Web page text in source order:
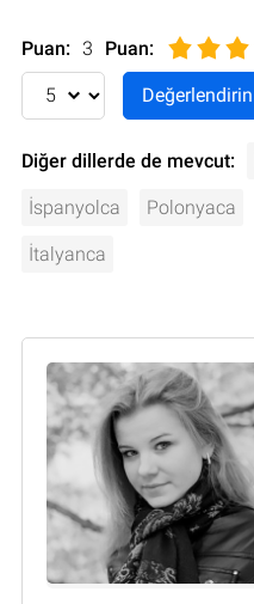
Puan: 3 Puan:
Diğer dillerde de mevcut:
İspanyolca Polonyaca
İtalyanca